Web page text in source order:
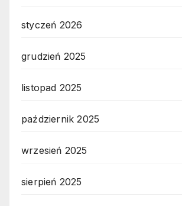
styczeń 2026
grudzień 2025
listopad 2025
październik 2025
wrzesień 2025
sierpień 2025